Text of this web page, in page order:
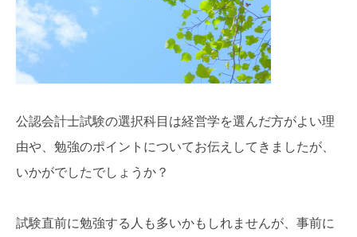
公認会計士試験の選択科目は経営学を選んだ方がよい理
由や、勉強のポイントについてお伝えしてきましたが、
いかがでしたでしょうか？
試験直前に勉強する人も多いかもしれませんが、事前に